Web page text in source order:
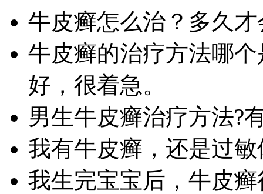
牛皮癣怎么治？多久
牛皮癣的治疗方法哪
好，很着急。
男生牛皮癣治疗方法?
我有牛皮癣，还是过
我生完宝宝后，牛皮